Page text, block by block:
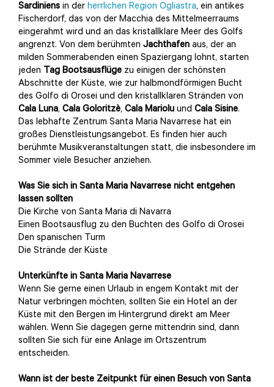
Sardiniens in der herrlichen Region Ogliastra, ein antikes
Fischerdorf, das von der Macchia des Mittelmeerraums
eingerahmt wird und an das kristallklare Meer des Golfs
angrenzt. Von dem berühmten Jachthafen aus, der an
milden Sommerabenden einen Spaziergang lohnt, starten
jeden Tag Bootsausflüge zu einigen der schönsten
Abschnitte der Küste, wie zur halbmondförmigen Bucht
des Golfo di Orosei und den kristallklaren Stränden von
Cala Luna, Cala Goloritzè, Cala Mariolu und Cala Sisine.
Das lebhafte Zentrum Santa Maria Navarrese hat ein
großes Dienstleistungsangebot. Es finden hier auch
berühmte Musikveranstaltungen statt, die insbesondere im
Sommer viele Besucher anziehen.
Was Sie sich in Santa Maria Navarrese nicht entgehen
lassen sollten
Die Kirche von Santa Maria di Navarra
Einen Bootsausflug zu den Buchten des Golfo di Orosei
Den spanischen Turm
Die Strände der Küste
Unterkünfte in Santa Maria Navarrese
Wenn Sie gerne einen Urlaub in engem Kontakt mit der
Natur verbringen möchten, sollten Sie ein Hotel an der
Küste mit den Bergen im Hintergrund direkt am Meer
wählen. Wenn Sie dagegen gerne mittendrin sind, dann
sollten Sie sich für eine Anlage im Ortszentrum
entscheiden.
Wann ist der beste Zeitpunkt für einen Besuch von Santa